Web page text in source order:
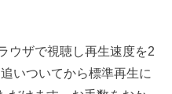
ウザで視聴し再生速度を2
いついてから標準再生に